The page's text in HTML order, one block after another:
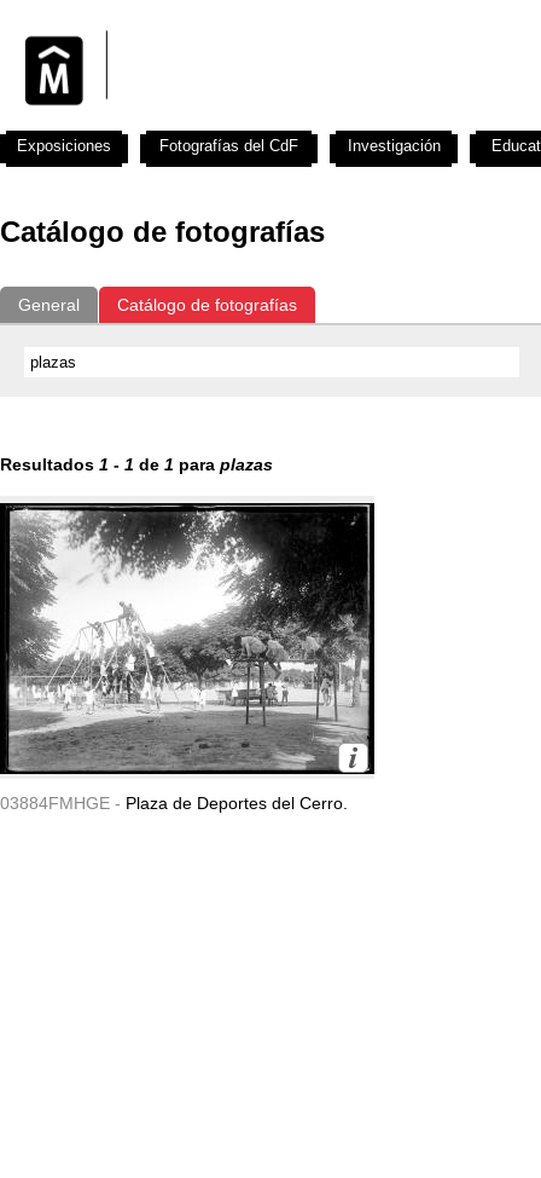
Catálogo de fotografías
General Catálogo de fotografías
Resultados 1 - 1 de 1 para plazas
03884FMHGE - Plaza de Deportes del Cerro.
Exposiciones Fotografías del CdF Investigación